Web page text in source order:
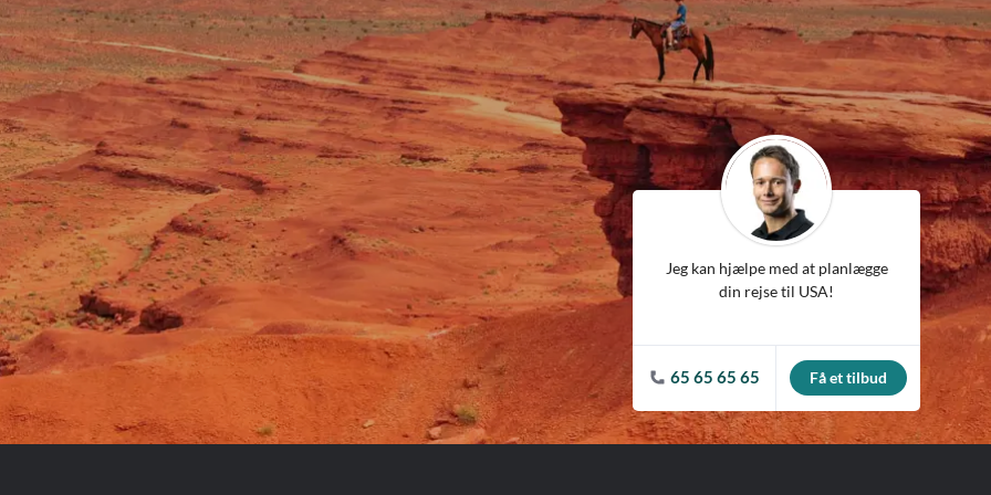
VIVA Cruises
Jeg kan hjælpe med at planlægge
din rejse til USA!
65 65 65 65 Få et tilbud